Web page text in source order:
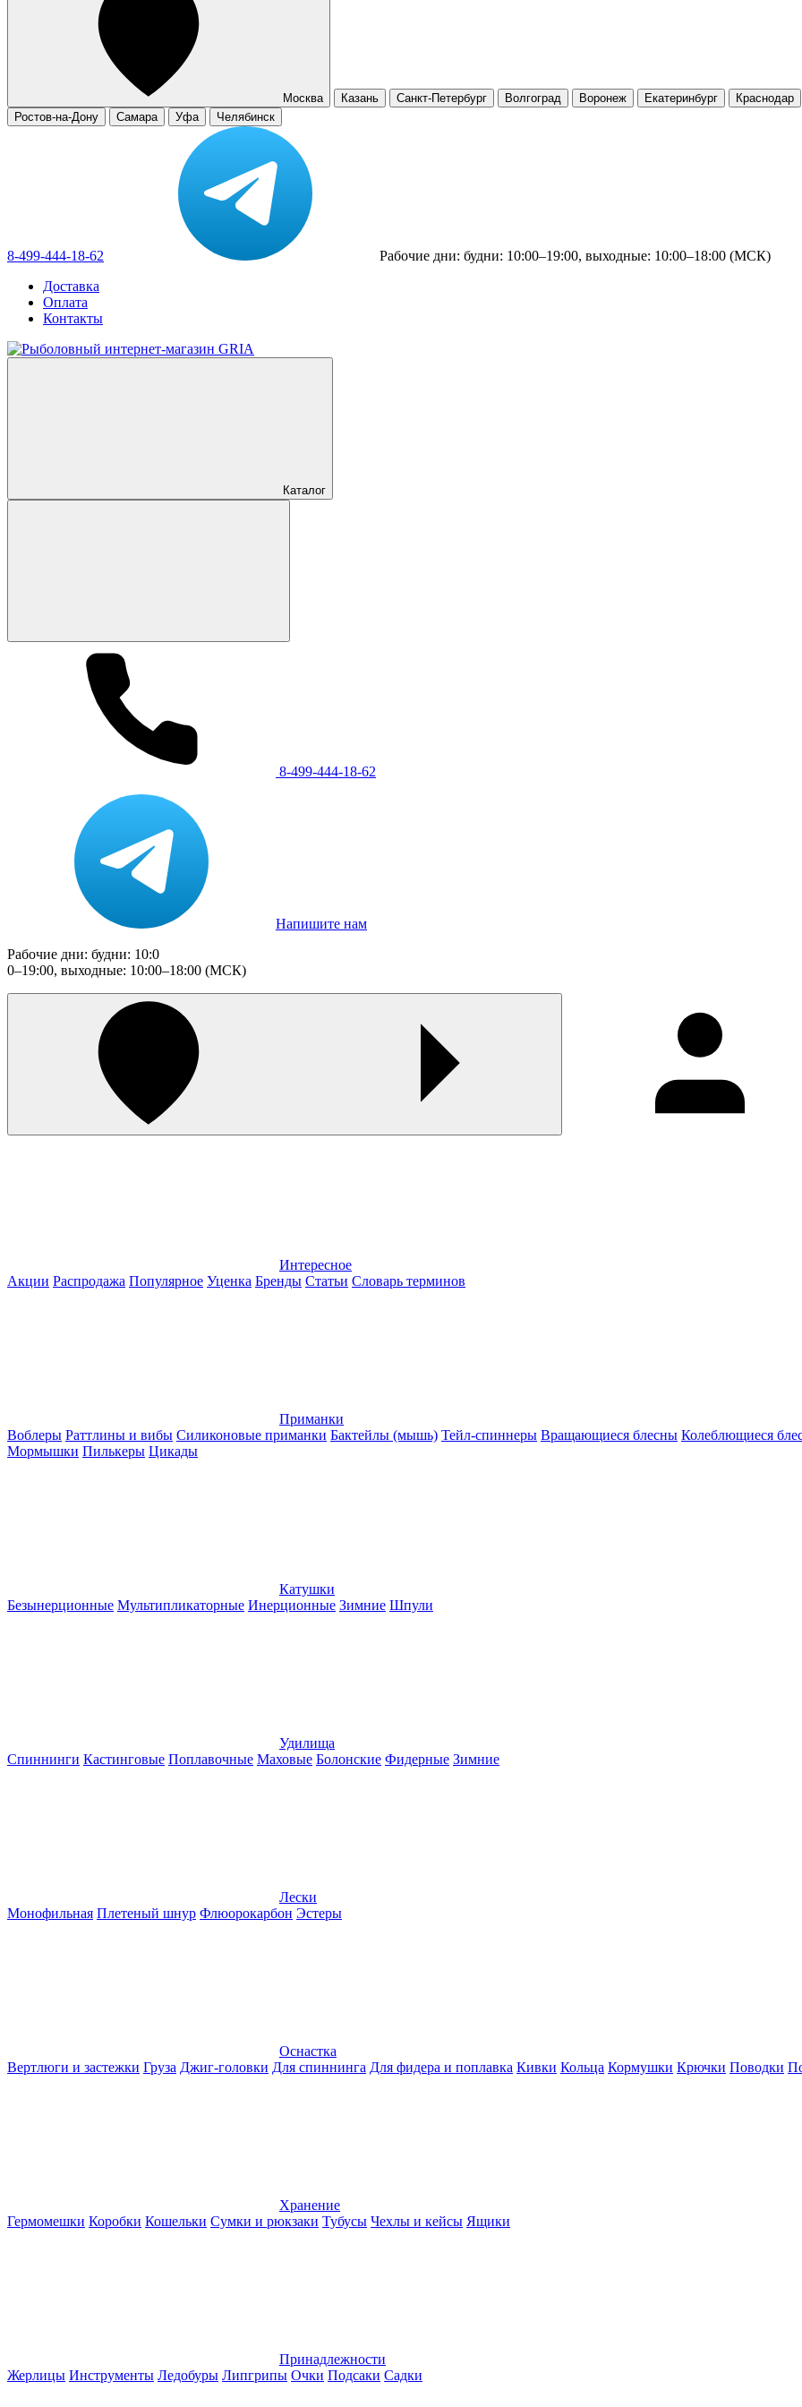
Москва Казань Санкт-Петербург Волгоград Воронеж Екатеринбург Краснодар
Ростов-на-Дону
Самара Уфа Челябинск
8-499-444-18-62
Рабочие дни: будни: 10:00–19:00, выходные: 10:00–18:00 (МСК)
Доставка
Оплата
Контакты
Каталог
8-499-444-18-62
Напишите нам
Рабочие дни: будни: 10:0
0–19:00, выходные: 10:00–18:00 (МСК)
Интересное
Акции Распродажа Популярное Уценка Бренды Статьи Словарь терминов
Приманки
Воблеры Раттлины и вибы Силиконовые приманки Бактейлы (мышь) Тейл-спиннеры Вращающиеся блесны Колеблющиеся
Мормышки Пилькеры Цикады
Катушки
Безынерционные Мультипликаторные Инерционные Зимние Шпули
Удилища
Спиннинги Кастинговые Поплавочные Маховые Болонские Фидерные Зимние
Лески
Монофильная Плетеный шнур Флюорокарбон Эстеры
Оснастка
Вертлюги и застежки Груза Джиг-головки Для спиннинга Для фидера и поплавка Кивки Кольца Кормушки Крючки Поводки
Хранение
Гермомешки Коробки Кошельки Сумки и рюкзаки Тубусы Чехлы и кейсы Ящики
Принадлежности
Жерлицы Инструменты Ледобуры Липгрипы Очки Подсаки Садки